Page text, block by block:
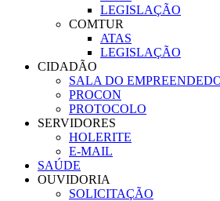
LEGISLAÇÃO
COMTUR
ATAS
LEGISLAÇÃO
CIDADÃO
SALA DO
PROCON
PROTOCOLO
SERVIDORES
HOLERITE
E-MAIL
SAÚDE
OUVIDORIA
SOLICITAÇÃO